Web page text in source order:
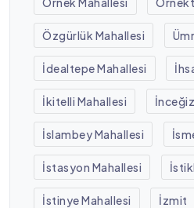
Özgürlük Mahallesi
İdealtepe Mahallesi
İkitelli Mahallesi
İslambey Mahallesi
İstasyon Mahallesi
İstinye Mahallesi İzmit